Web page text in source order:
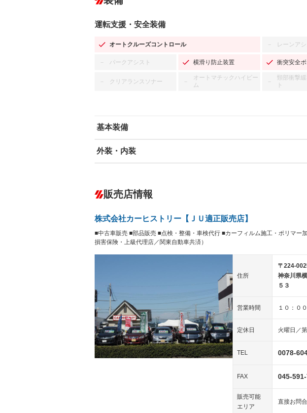
運転支援・安全装備
オートクルーズコントロール － レーンアシ
－ パークアシスト 横滑り防止装置 衝突安全ボ
－ クリアランスソナー －
オートマチックハイビー
ム
－
頸部衝撃
ト
基本装備
エアバッグ：運転席/助手席/サイド
－ ダウンヒルアシストコントロール
Bluetooth接続 － 100V電源
－ レンタカーアップ － 展示・試乗車
外装・内装
オーディオ：CDまたはCDチェンジャー
－
ヘッドライトウォッシャ
ー
－ 革シート
－ LEDヘッドランプ HID(キセノンライト) － ポータブ
ETC エアロ
パワーシート 3列シート
フルフラットシート チップアップシート オットマン
－ シートヒーター ウォークスルー 後席モニ
－ フロントカメラ － シートエアコン
－ ルーフレール － エアサスペンション
販売店情報
株式会社カーヒストリー【ＪＵ適正販売店】
■中古車販売 ■部品販売 ■点検・整備・車検代行 ■カーフィルム施工・ポリマー
損害保険・上級代理店／関東自動車共済）
住所
〒224-
神奈川県
５３
営業時間 １０：０
定休日 火曜日／
TEL 0078-
FAX 045-
販売可能
エリア
直接お問